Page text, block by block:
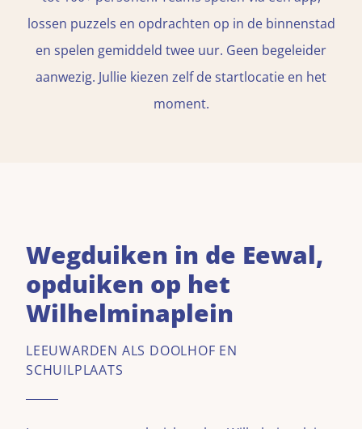
lossen puzzels en opdrachten op in de binnenstad
en spelen gemiddeld twee uur. Geen begeleider
aanwezig. Jullie kiezen zelf de startlocatie en het
moment.
Wegduiken in de Eewal,
opduiken op het
Wilhelminaplein
LEEUWARDEN ALS DOOLHOF EN
SCHUILPLAATS